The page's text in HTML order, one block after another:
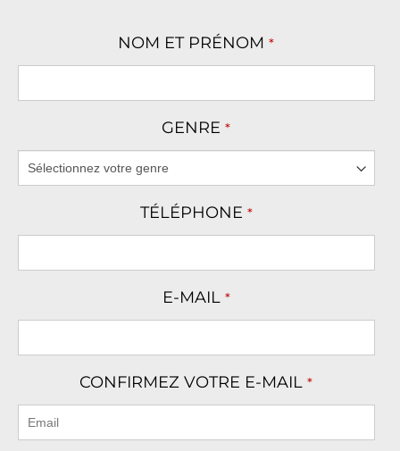
NOM ET PRÉNOM*
GENRE*
TÉLÉPHONE *
E-MAIL *
CONFIRMEZ VOTRE E-MAIL*